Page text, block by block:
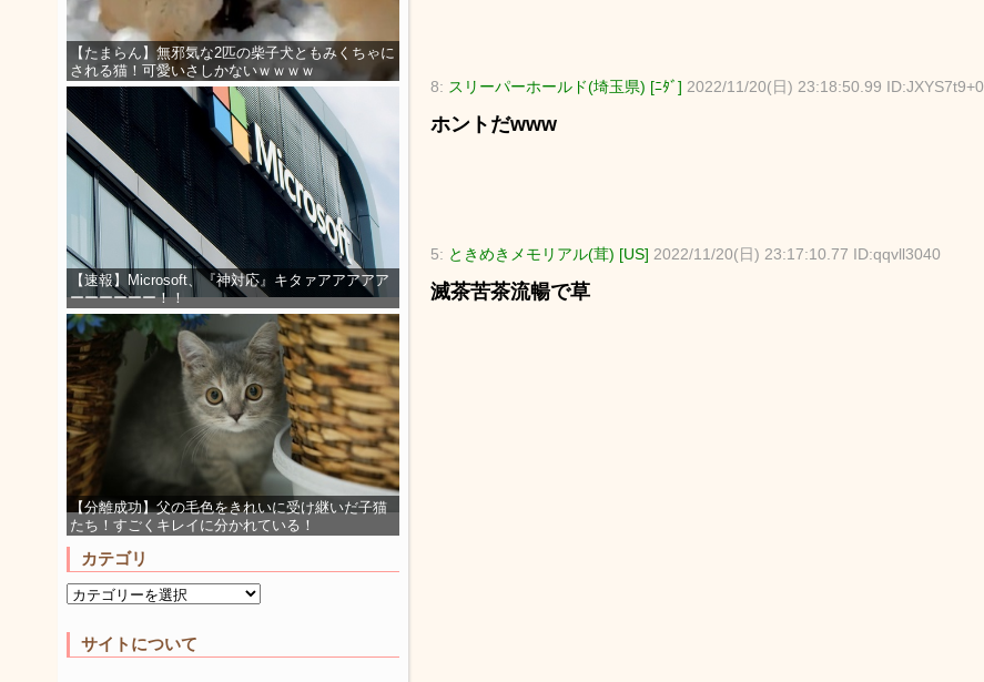
【たまらん】無邪気な2匹の柴子犬ともみくちゃに
される猫！可愛いさしかないｗｗｗｗ
【速報】Microsoft、『神対応』キタァアアアアア
ーーーーーー！！
【分離成功】父の毛色をきれいに受け継いだ子猫
たち！すごくキレイに分かれている！
カテゴリ
サイトについて
8: スリーパーホールド(埼玉県) [ﾆﾀﾞ] 2022/11/20(日) 23:18:50.99 ID:JXYS7t9+0
ホントだwww
5: ときめきメモリアル(茸) [US] 2022/11/20(日) 23:17:10.77 ID:qqvll3040
滅茶苦茶流暢で草